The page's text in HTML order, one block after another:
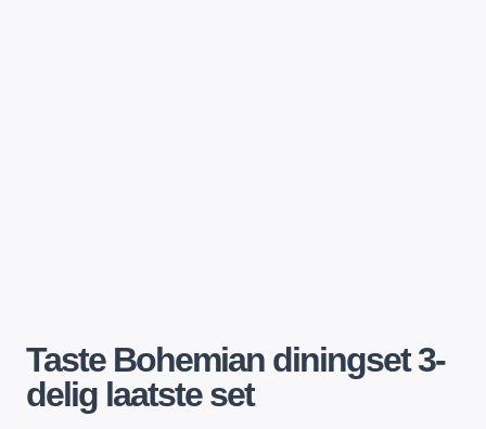
Taste Bohemian diningset 3-
delig laatste set